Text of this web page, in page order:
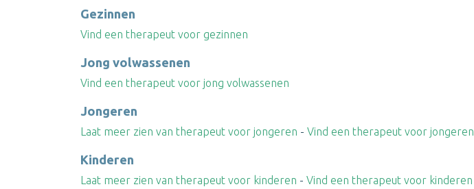
Gezinnen
Vind een therapeut voor gezinnen
Jong volwassenen
Vind een therapeut voor jong volwassenen
Jongeren
Laat meer zien van therapeut voor jongeren - Vind een therapeut voor jongeren
Kinderen
Laat meer zien van therapeut voor kinderen - Vind een therapeut voor kinderen